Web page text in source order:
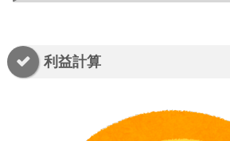
利益計算